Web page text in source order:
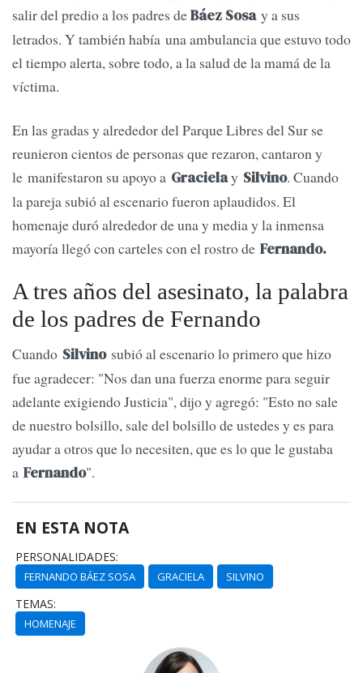
salir del predio a los padres deBáez Sosay a sus
letrados. Y también había una ambulancia que estuvo todo
el tiempo alerta, sobre todo, a la salud de la mamá de la
víctima.
En las gradas y alrededor del Parque Libres del Sur se
reunieron cientos de personas que rezaron, cantaron y
le manifestaron su apoyo a Gracielay Silvino. Cuando
la pareja subió al escenario fueron aplaudidos. El
homenaje duró alrededor de una y media y la inmensa
mayoría llegó con carteles con el rostro de Fernando.
A tres años del asesinato, la palabra
de los padres de Fernando
Cuando Silvinosubió al escenario lo primero que hizo
fue agradecer: "Nos dan una fuerza enorme para seguir
adelante exigiendo Justicia", dijo y agregó: "Esto no sale
de nuestro bolsillo, sale del bolsillo de ustedes y es para
ayudar a otros que lo necesiten, que es lo que le gustaba
a Fernando".
EN ESTA NOTA
PERSONALIDADES:
FERNANDO BÁEZ SOSA GRACIELA SILVINO
TEMAS:
HOMENAJE